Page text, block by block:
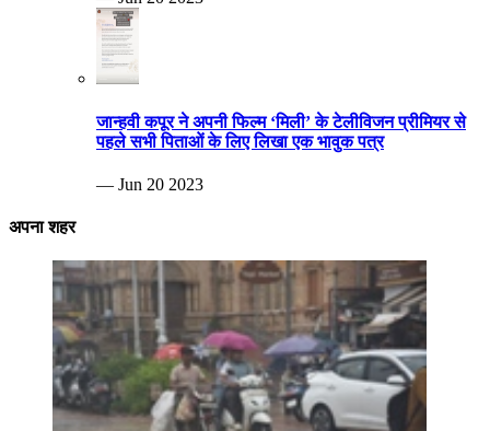
जान्हवी कपूर ने अपनी फिल्म ‘मिली’ के टेलीविजन प्रीमियर से
पहले सभी पिताओं के लिए लिखा एक भावुक पत्र
— Jun 20 2023
अपना शहर